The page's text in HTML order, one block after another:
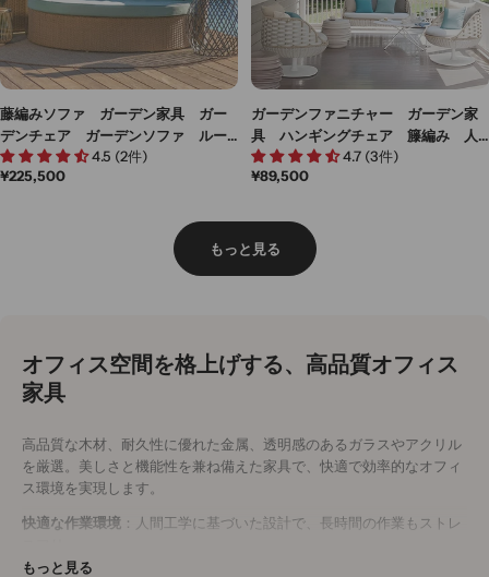
藤編みソファ ガーデン家具 ガー
デンチェア ガーデンソファ ルー
フ付き ポリエステル生地 高密度
ウレタンフォーム PE籐編み アル
ブルー カスタマイズ可能 HWYZ-
4.5 (2件)
通
¥225,500
ガーデンファニチャー ガーデン家
具 ハンギングチェア 籐編み 人
工籐 シリコンフィル アルミ合金
フレーム ナチュラルテイスト ホ
M013
4.7 (3件)
通
¥89,500
もっと見る
オフィス空間を格上げする、高品質オフィス
家具
高品質な木材、耐久性に優れた金属、透明感のあるガラスやアクリル
を厳選。美しさと機能性を兼ね備えた家具で、快適で効率的なオフィ
ス環境を実現します。
快適な作業環境 ：人間工学に基づいた設計で、長時間の作業もストレ
耐久性抜群
もっと見る